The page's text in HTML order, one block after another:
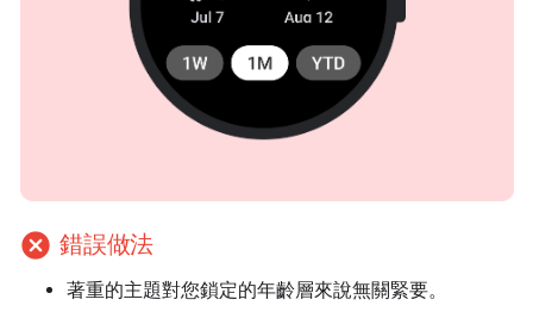
cancel 錯誤做法
著重的主題對您鎖定的年齡層來說無關緊要。